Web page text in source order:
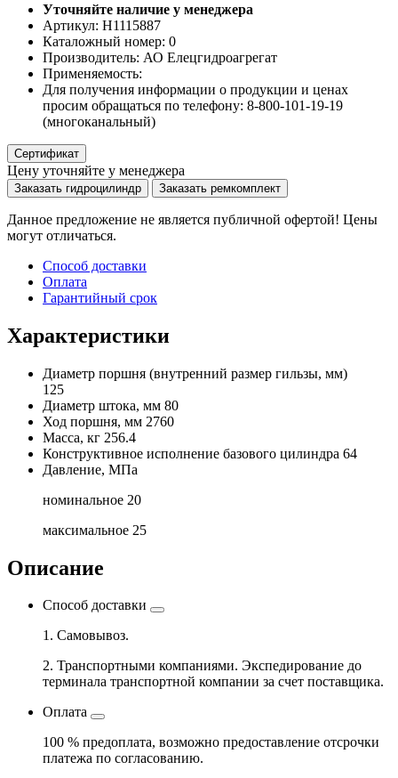
Уточняйте наличие у менеджера
Артикул: Н1115887
Каталожный номер: 0
Производитель: АО Елецгидроагрегат
Применяемость:
Для получения информации о продукции и ценах
просим обращаться по телефону: 8-800-101-19-19
(многоканальный)
Сертификат
Цену уточняйте у менеджера
Заказать гидроцилиндр Заказать ремкомплект
Данное предложение не является публичной офертой! Цены
могут отличаться.
Способ доставки
Оплата
Гарантийный срок
Характеристики
Диаметр поршня (внутренний размер гильзы, мм)
125
Диаметр штока, мм 80
Ход поршня, мм 2760
Масса, кг 256.4
Конструктивное исполнение базового цилиндра 64
Давление, МПа
номинальное 20
максимальное 25
Описание
Способ доставки
1. Самовывоз.
2. Транспортными компаниями. Экспедирование до
терминала транспортной компании за счет поставщика.
Оплата
100 % предоплата, возможно предоставление отсрочки
платежа по согласованию.